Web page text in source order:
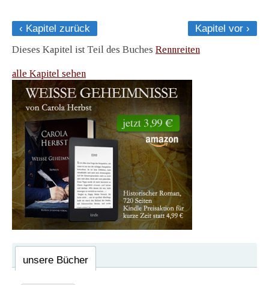
‹ Kapitel zurück
Kapitel vor ›
Dieses Kapitel ist Teil des Buches Rennreiten
alle Kapitel sehen
unsere Bücher